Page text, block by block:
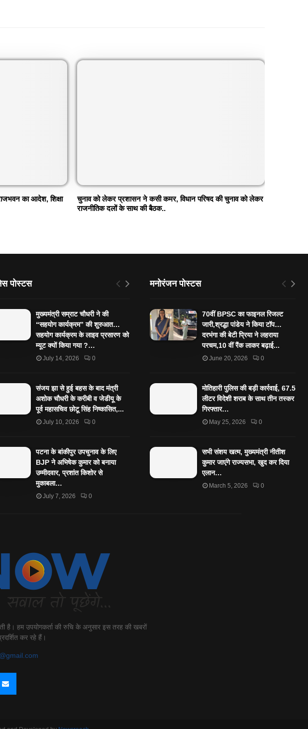
का आदेश, शिक्षा
चुनाव को लेकर प्रशासन ने कसी कमर, विधान परिषद की चुनाव को लेकर
राजनीतिक दलों के साथ की बैठक..
पोस्टस
मुख्यमंत्री सम्राट चौधरी ने की
“सहयोग कार्यक्रम” की शुरुआत…
सहयोग कार्यक्रम के लाइव प्रसारण को
म्यूट क्यों किया गया ?…
July 14, 2026 0
संजय झा से हुई बहस के बाद मंत्री
अशोक चौधरी के करीबी व जेडीयू के
पूर्व महासचिव छोटू सिंह निष्कासित,...
July 10, 2026 0
पटना के बांकीपुर उपचुनाव के लिए
BJP ने अभिषेक कुमार को बनाया
उम्मीदवार, प्रशांत किशोर से
मुकाबला…
July 7, 2026 0
मनोरंजन पोस्टस
70वीं BPSC का फाइनल रिजल्ट
जारी,श्रद्धा पांडेय ने किया टॉप…
दरभंगा की बेटी प्रिया ने लहराया
परचम,10 वीं रैंक लाकर बढ़ाई...
June 20, 2026 0
मोतिहारी पुलिस की बड़ी कार्रवाई, 67.5
लीटर विदेशी शराब के साथ तीन तस्कर
गिरफ्तार…
May 25, 2026 0
सभी संशय खत्म, मुख्यमंत्री नीतीश
कुमार जाएंगे राज्यसभा, खुद कर दिया
एलान…
March 5, 2026 0
है। हम उपयोगकर्ता की रुचि के अनुसार इस तरह की खबरों
कर रहे हैं।